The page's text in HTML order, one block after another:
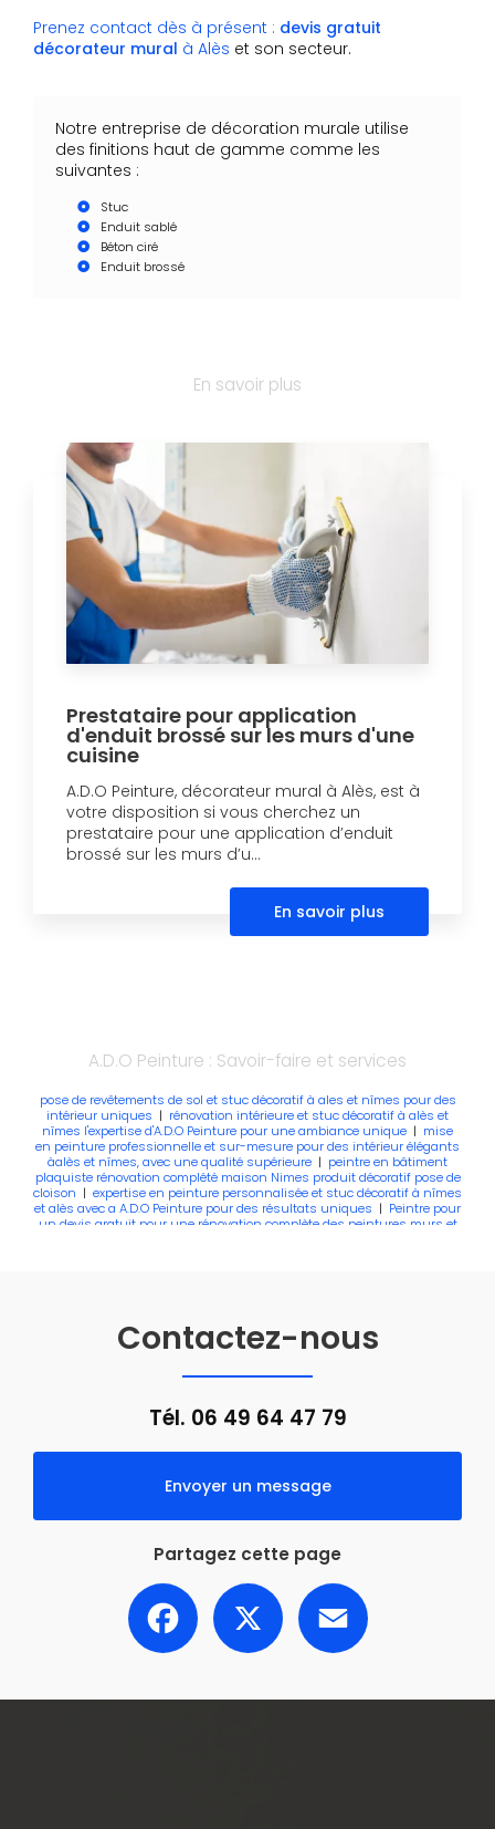
Prenez contact dès à présent : devis gratuit
décorateur mural à Alès et son secteur.
Notre entreprise de décoration murale utilise
des finitions haut de gamme comme les
suivantes :
Stuc
Enduit sablé
Béton ciré
Enduit brossé
En savoir plus
Prestataire pour application
d'enduit brossé sur les murs d'une
cuisine
A.D.O Peinture, décorateur mural à Alès, est à
votre disposition si vous cherchez un
prestataire pour une application d’enduit
brossé sur les murs d’u...
En savoir plus
A.D.O Peinture : Savoir-faire et services
pose de revêtements de sol et stuc décoratif à ales et nîmes pour des
intérieur uniques | rénovation intérieure et stuc décoratif à alès et
nîmes l'expertise d'A.D.O Peinture pour une ambiance unique | mise
en peinture professionnelle et sur-mesure pour des intérieur élégants
àalès et nîmes, avec une qualité supérieure | peintre en bâtiment
plaquiste rénovation complété maison Nimes produit décoratif pose de
cloison | expertise en peinture personnalisée et stuc décoratif à nîmes
et alès avec a A.D.O Peinture pour des résultats uniques | Peintre pour
un devis gratuit pour une rénovation complète des peintures murs et
Contactez-nous
Tél. 06 49 64 47 79
Envoyer un message
Partagez cette page
Facebook